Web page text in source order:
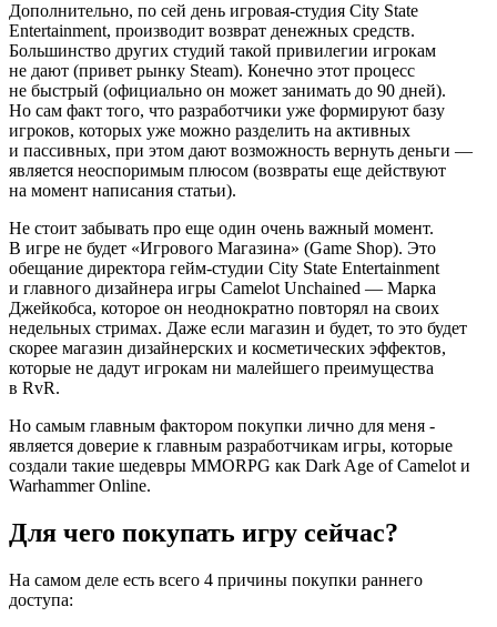
Дополнительно, по сей день игровая-студия City State
Entertainment, производит возврат денежных средств.
Большинство других студий такой привилегии игрокам
не дают (привет рынку Steam). Конечно этот процесс
не быстрый (официально он может занимать до 90 дней).
Но сам факт того, что разработчики уже формируют базу
игроков, которых уже можно разделить на активных
и пассивных, при этом дают возможность вернуть деньги —
является неоспоримым плюсом (возвраты еще действуют
на момент написания статьи).
Не стоит забывать про еще один очень важный момент.
В игре не будет «Игрового Магазина» (Game Shop). Это
обещание директора гейм-студии City State Entertainment
и главного дизайнера игры Camelot Unchained — Марка
Джейкобса, которое он неоднократно повторял на своих
недельных стримах. Даже если магазин и будет, то это будет
скорее магазин дизайнерских и косметических эффектов,
которые не дадут игрокам ни малейшего преимущества
в RvR.
Но самым главным фактором покупки лично для меня -
является доверие к главным разработчикам игры, которые
создали такие шедевры MMORPG как Dark Age of Camelot и
Warhammer Online.
Для чего покупать игру сейчас?
На самом деле есть всего 4 причины покупки раннего
доступа: